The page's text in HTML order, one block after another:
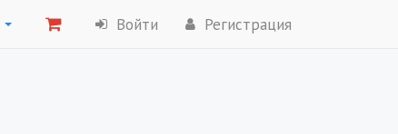
Войти Регистрация